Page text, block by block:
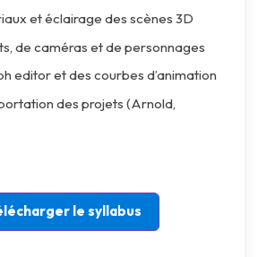
et éclairage des scènes 3D
de caméras et de personnages
editor et des courbes d’animation
des projets (Arnold,
le syllabus